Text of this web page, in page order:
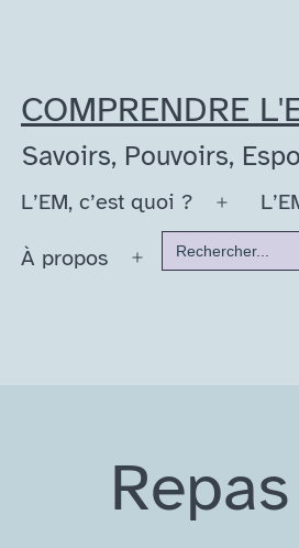
contenu
COMPRENDRE
Savoirs, Pouvoirs,
L’EM, c’est quoi ?
Ouvrir
le
À propos
Ouvrir
Search
for:
Repas